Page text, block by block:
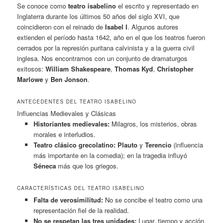
Se conoce comoteatro isabelino el escrito y representado en
Inglaterra durante los últimos 50 años del siglo XVI, que
coincidieron con el reinado deIsabel I. Algunos autores
extienden el período hasta 1642, año en el que los teatros fueron
cerrados por la represión puritana calvinista y a la guerra civil
inglesa. Nos encontramos con un conjunto de dramaturgos
exitosos:William Shakespeare,Thomas Kyd,Christopher
Marlowe y Ben Jonson.
ANTECEDENTES DEL TEATRO ISABELINO
Influencias Medievales y Clásicas
Historiantes medievales:Milagros, los misterios, obras
morales e interludios.
Teatro clásico grecolatino: Plautoy Terencio(influencia
más importante en la comedia); en la tragedia influyó
Sénecamás que los griegos.
CARACTERÍSTICAS DEL TEATRO ISABELINO
Falta de verosimilitud:No se concibe el teatro como una
representación fiel de la realidad.
No se respetan las tres unidades:Lugar, tiempo y acción.